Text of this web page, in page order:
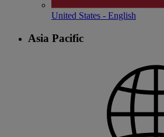
United States - English
Asia Pacific